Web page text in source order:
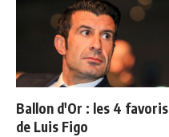
Ballon d'Or : les 4 favoris
de Luis Figo